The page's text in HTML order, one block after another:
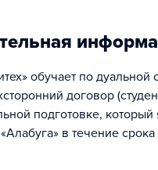
обучает по
договор
подготовке, который
в течение